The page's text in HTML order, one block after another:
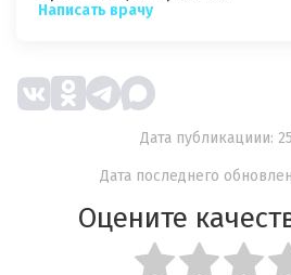
Написать врачу
Дата публикациии:
Дата последнего
Оцените